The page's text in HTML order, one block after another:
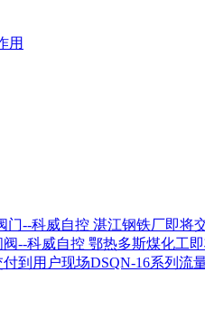
用
湛江钢铁厂即将
鄂热多斯煤化工
付到用户现场DSQN-16系列流